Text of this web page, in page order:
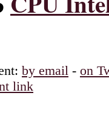
by email - on
link